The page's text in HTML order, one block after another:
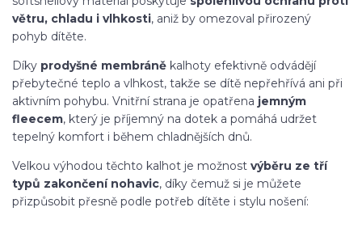
větru, chladu i vlhkosti, aniž by omezoval přirozený
pohyb dítěte.
Díky prodyšné membráně kalhoty efektivně odvádějí
přebytečné teplo a vlhkost, takže se dítě nepřehřívá ani při
aktivním pohybu. Vnitřní strana je opatřena jemným
fleecem, který je příjemný na dotek a pomáhá udržet
tepelný komfort i během chladnějších dnů.
Velkou výhodou těchto kalhot je možnost výběru ze tří
typů zakončení nohavic, díky čemuž si je můžete
přizpůsobit přesně podle potřeb dítěte i stylu nošení: